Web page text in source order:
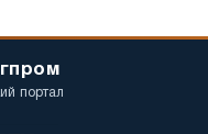
портал